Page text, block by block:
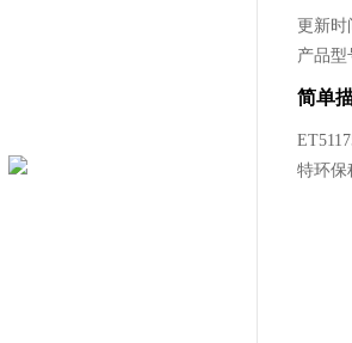
更新时
产品型
简单
特环保